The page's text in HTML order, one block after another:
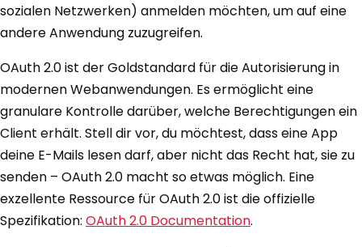
sozialen Netzwerken) anmelden möchten, um auf eine
andere Anwendung zuzugreifen.
OAuth 2.0 ist der Goldstandard für die Autorisierung in
modernen Webanwendungen. Es ermöglicht eine
granulare Kontrolle darüber, welche Berechtigungen ein
Client erhält. Stell dir vor, du möchtest, dass eine App
deine E-Mails lesen darf, aber nicht das Recht hat, sie zu
senden – OAuth 2.0 macht so etwas möglich. Eine
exzellente Ressource für OAuth 2.0 ist die offizielle
Spezifikation: OAuth 2.0 Documentation.